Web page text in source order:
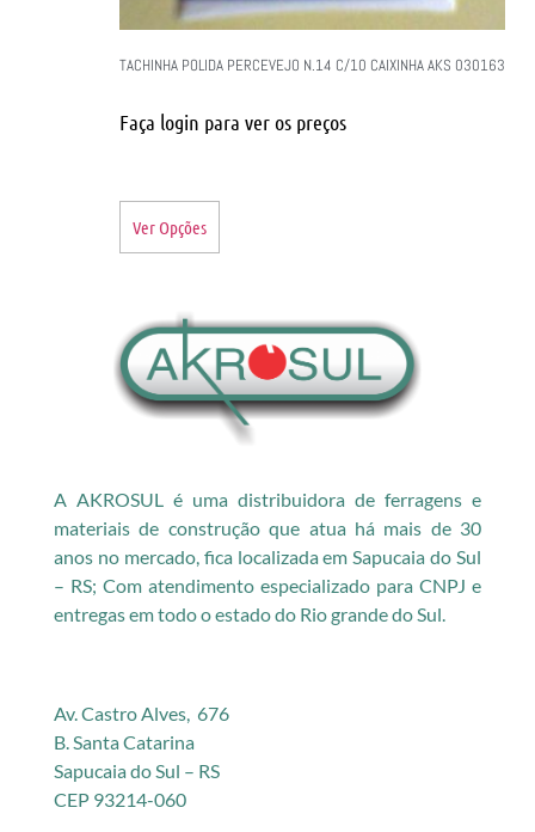
TACHINHA POLIDA PERCEVEJO N.14 C/10 CAIXINHA AKS 030163
Faça login para ver os preços
Ver Opções
A AKROSUL é uma distribuidora de ferragens e
materiais de construção que atua há mais de 30
anos no mercado, fica localizada em Sapucaia do Sul
– RS; Com atendimento especializado para CNPJ e
entregas em todo o estado do Rio grande do Sul.
Av. Castro Alves, 676
B. Santa Catarina
Sapucaia do Sul – RS
CEP 93214-060